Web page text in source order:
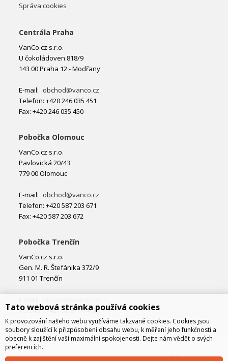
Správa cookies
Centrála Praha
VanCo.cz s.r.o.
U čokoládoven 818/9
143 00 Praha 12 - Modřany
E-mail: obchod@vanco.cz
Telefon: +420 246 035 451
Fax: +420 246 035 450
Pobočka Olomouc
VanCo.cz s.r.o.
Pavlovická 20/43
779 00 Olomouc
E-mail: obchod@vanco.cz
Telefon: +420 587 203 671
Fax: +420 587 203 672
Pobočka Trenčín
VanCo.cz s.r.o.
Gen. M. R. Štefánika 372/9
911 01 Trenčín
Telefon: +421 32 877 74 02
Tato webová stránka používá cookies
K provozování našeho webu využíváme takzvané cookies. Cookies jsou
soubory sloužící k přizpůsobení obsahu webu, k měření jeho funkčnosti a
obecně k zajištění vaší maximální spokojenosti. Dejte nám vědět o svých
preferencích.